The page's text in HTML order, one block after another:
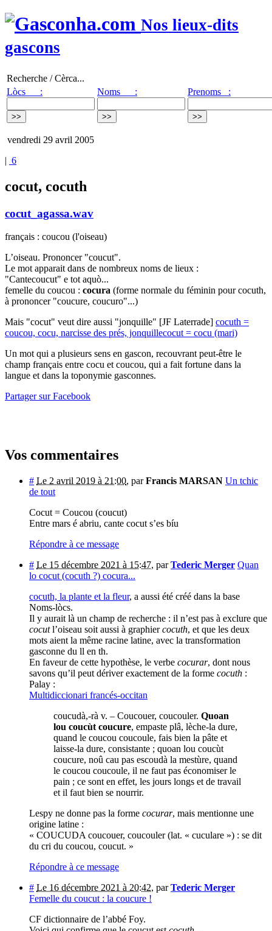
Nos lieux-dits
gascons
Recherche / Cèrca...
Lòcs :
Noms : Prenoms :
vendredi 29 avril 2005
| 6
cocut, cocuth
cocut_agassa.wav
français : coucou (l'oiseau)
L’oiseau. Prononcer "coucut".
Le mot apparait dans de nombreux noms de lieux :
"Cantecoucut" e tot aquò...
femelle du coucou : cocura (forme normale du féminin pour cocuth,
à prononcer "coucure, coucuro"...)
Mais "cocut" veut dire aussi "jonquille" [JF Laterrade] cocuth =
coucou, cocu, narcisse des prés, jonquillecocut = cocu (mari)
Un mot qui a plusieurs sens en gascon, recouvrant peut-être le
champ français entre cocu et coucou, qui a fait fortune dans la
langue et dans la toponymie gasconnes.
Partager sur Facebook
Vos commentaires
# Le 2 avril 2019 à 21:00, parFrancis MARSAN Un tchic
de tout
Cocut = Coucou (coucut)
Entre mars é abriu, cante cocut s’es bíu
Répondre à ce message
# Le 15 décembre 2021 à 15:47, parTederic Merger Quan
lo cocut (cocuth ?) cocura...
cocuth, la plante et la fleur, a aussi été créé dans la base
Noms-lòcs.
Il y aurait là un champ de recherche : il n’est pas à exclure que
cocutl’oiseau soit aussi à graphiercocuth, et que les deux
mots aient la même racine latine, avec la transformation
gasconne du ll en th.
En faveur de cette hypothèse, le verbe cocurar, dont nous
savons qu’il peut dériver exactement de la forme cocuth :
Palay :
Multidiccionari francés-occitan
coucudà,-rà v. – Coucouer, coucouler. Quoan
lou coucùt coucure, empaste plâ, lèche-la dure,
quand le coucou coucoule, fais bien la pâte et
laisse-la dure, consistante ; quoan lou coucùt
coucure, noû cau pas escoudà la mestùre, quand
le coucou coucoule, il ne faut pas économiser le
pain ; ce sont en effet, les jours longs et de travail
et il faut bien se nourrir.
Lespy ne donne pas la forme cocurar, mais mentionne une
origine latine :
« COUCUDA coucouer, coucouler (lat. « cuculare ») : se dit
du cri du coucou, coucut. »
Répondre à ce message
# Le 16 décembre 2021 à 20:42, parTederic Merger
Femelle du coucut : la coucure !
CF dictionnaire de l’abbé Foy.